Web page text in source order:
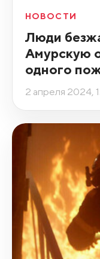
НОВОСТИ
Люди
Амурскую
одного
2 апреля 2024,